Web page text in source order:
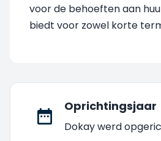
voor de behoeften aan
biedt voor zowel korte
Oprichtingsjaar
Dokay werd